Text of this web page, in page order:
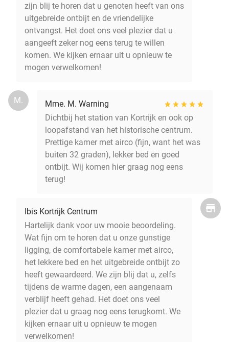
zijn blij te horen dat u genoten heeft van ons
uitgebreide ontbijt en de vriendelijke
ontvangst. Het doet ons veel plezier dat u
aangeeft zeker nog eens terug te willen
komen. We kijken ernaar uit u opnieuw te
mogen verwelkomen!
M.
Mme. M. Warning
Dichtbij het station van Kortrijk en ook op
loopafstand van het historische centrum.
Prettige kamer met airco (fijn, want het was
buiten 32 graden), lekker bed en goed
ontbijt. Wij komen hier graag nog eens
terug!
Ibis Kortrijk Centrum
Hartelijk dank voor uw mooie beoordeling.
Wat fijn om te horen dat u onze gunstige
ligging, de comfortabele kamer met airco,
het lekkere bed en het uitgebreide ontbijt zo
heeft gewaardeerd. We zijn blij dat u, zelfs
tijdens de warme dagen, een aangenaam
verblijf heeft gehad. Het doet ons veel
plezier dat u graag nog eens terugkomt. We
kijken ernaar uit u opnieuw te mogen
verwelkomen!